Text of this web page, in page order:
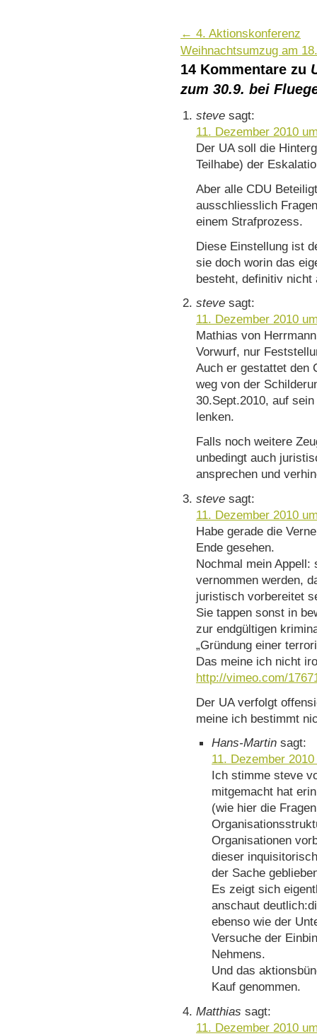
← 4. Aktionskonferenz
Weihnachtsumzug am
14 Kommentare zu
zum 30.9. bei
steve sagt:
11. Dezember 2010
Der UA soll die
Teilhabe) der
Aber alle CDU
ausschliesslich
einem Strafprozess.
Diese Einstellung ist
sie doch worin das
besteht, definitiv nicht
steve sagt:
11. Dezember 2010
Mathias von
Vorwurf, nur
Auch er gestattet den
weg von der
30.Sept.2010, auf
lenken.
Falls noch weitere
unbedingt auch
ansprechen und
steve sagt:
11. Dezember 2010
Habe gerade die
Ende gesehen.
Nochmal mein Appell:
vernommen werden,
juristisch vorbereitet
Sie tappen sonst in
zur endgültigen
„Gründung einer
Das meine ich nicht
http://vimeo.com/
Der UA verfolgt
meine ich bestimmt
Hans-Martin sagt:
11. Dezember
Ich stimme steve
mitgemacht hat
(wie hier die
Organisationen
dieser
der Sache
Es zeigt sich
anschaut
ebenso wie der
Versuche der
Nehmens.
Und das
Kauf genommen.
Matthias sagt:
11. Dezember 2010